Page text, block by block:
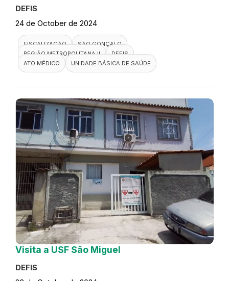
DEFIS
24 de October de 2024
FISCALIZAÇÃO
SÃO GONÇALO
REGIÃO METROPOLITANA II
DEFIS
ATO MÉDICO
UNIDADE BÁSICA DE SAÚDE
Visita a USF São Miguel
DEFIS